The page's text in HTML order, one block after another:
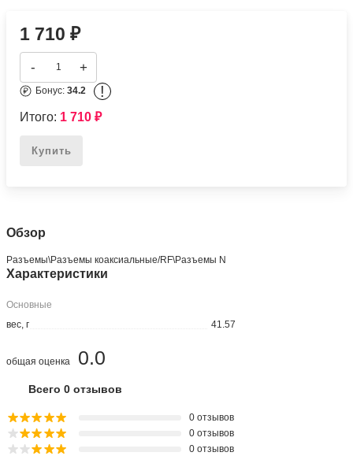
1 710₽
- +
Бонус:34.2 !
Итого: 1 710₽
Купить
Обзор
Разъeмы\Разъeмы коаксиальные/RF\Разъeмы N
Характеристики
Основные
вес, г
41.57
0.0
общая оценка
Всего 0 отзывов
0 отзывов
0 отзывов
0 отзывов